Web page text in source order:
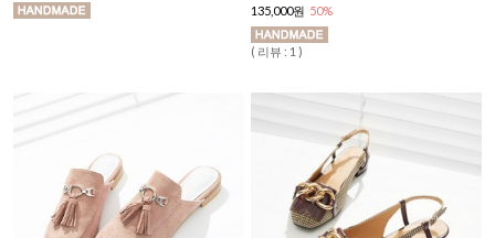
135,000원 50%
( 리뷰 : 1 )